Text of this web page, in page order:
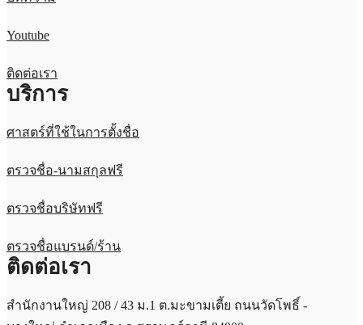
Youtube
ติดต่อเรา
บริการ
ศาสตร์ที่ใช้ในการตั้งชื่อ
ตรวจชื่อ-นามสกุลฟรี
ตรวจชื่อบริษัทฟรี
ตรวจชื่อแบรนด์/ร้าน
ติดต่อเรา
สำนักงานใหญ่ 208 / 43 ม.1 ต.มะขามเตี้ย ถนนวัดโพธิ์ -